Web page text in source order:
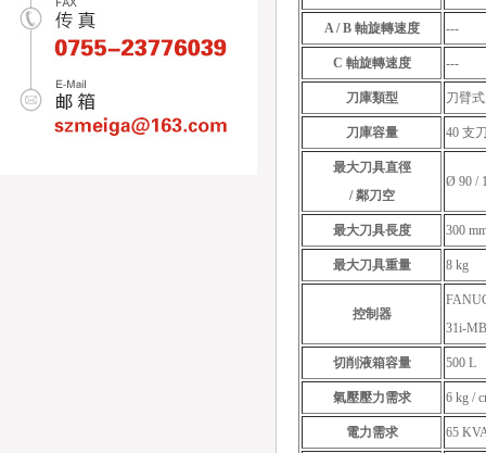
A / B 軸旋轉速度 ---
C 軸旋轉速度 ---
刀庫類型 刀臂
刀庫容量 40 支
最大刀具直徑
/ 鄰刀空
Ø 90 /
最大刀具長度 300
最大刀具重量 8 kg
控制器
31i-MB
切削液箱容量 500 L
氣壓壓力需求 6 kg /
電力需求 65